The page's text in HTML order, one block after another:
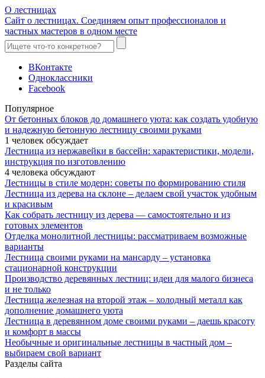
О лестницах
Сайт о лестницах. Соединяем опыт профессионалов и
частных мастеров в одном месте
ВКонтакте
Одноклассники
Facebook
Популярное
От бетонных блоков до домашнего уюта: как создать удобную
и надежную бетонную лестницу своими руками
1 человек обсуждает
Лестница из нержавейки в бассейн: характеристики, модели,
инструкция по изготовлению
4 человека обсуждают
Лестницы в стиле модерн: советы по формированию стиля
Лестница из дерева на склоне – делаем свой участок удобным
и красивым
Как собрать лестницу из дерева — самостоятельно и из
готовых элементов
Отделка монолитной лестницы: рассматриваем возможные
варианты
Лестница своими руками на мансарду – установка
стационарной конструкции
Производство деревянных лестниц: идеи для малого бизнеса
и не только
Лестница железная на второй этаж – холодный металл как
дополнение домашнего уюта
Лестница в деревянном доме своими руками – даешь красоту
и комфорт в массы
Необычные и оригинальные лестницы в частный дом –
выбираем свой вариант
Разделы сайта